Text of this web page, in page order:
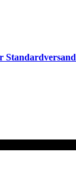
Standardversand